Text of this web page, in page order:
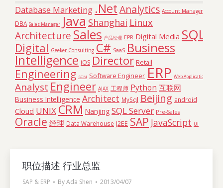
Database Marketing .NetAnalytics Account Manager
DBA Sales Manager Java Shanghai Linux
Architecture Sales 产品经理 EPR Digital Media SQL
Digital Geeker Consulting C# SaaS Business
Intelligence iOS Director Retail
Engineering SCM Software Engineer ERP Web Application
Analyst Engineer AJAX 工程师 Python 互联网
Business Intelligence Architect MySql Beijing android
Cloud UNIX CRM Nanjing SQL Server Pre-Sales
Oracle 经理 Data Warehouse J2EE SAP JavaScript UI
职位描述 行业总监
SAP & ERP ByAda Shen 2013/04/07